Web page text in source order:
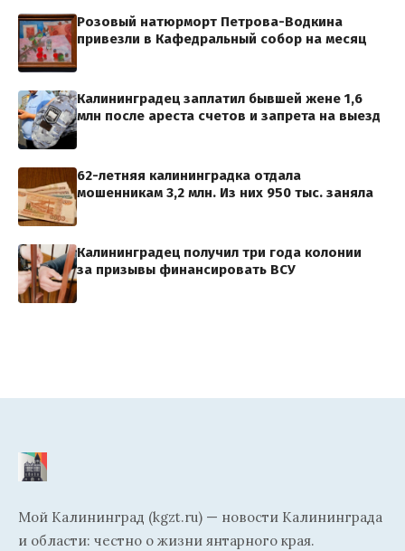
Розовый натюрморт Петрова-Водкина
привезли в Кафедральный собор на месяц
Калининградец заплатил бывшей жене 1,6
млн после ареста счетов и запрета на выезд
62-летняя калининградка отдала
мошенникам 3,2 млн. Из них 950 тыс. заняла
Калининградец получил три года колонии
за призывы финансировать ВСУ
Мой Калининград (kgzt.ru) — новости Калининграда
и области: честно о жизни янтарного края.